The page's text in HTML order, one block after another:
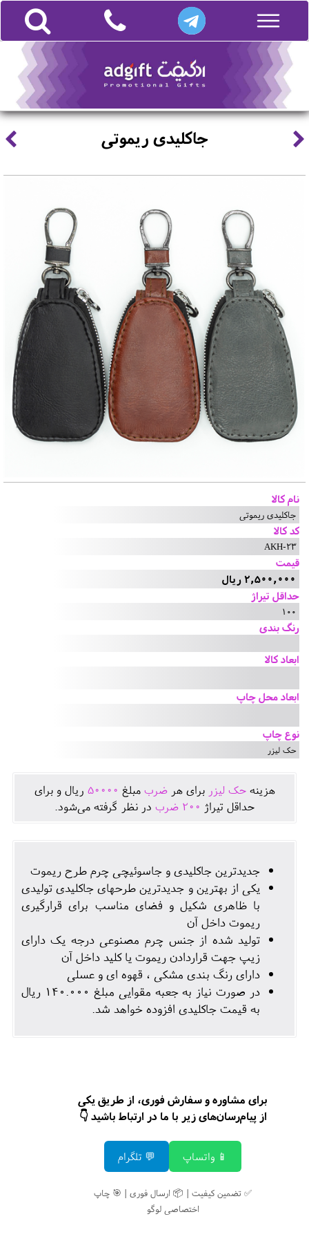
جاکلیدی ریموتی
نام کالا
جاکلیدی ریموتی
کد کالا
AKH-23
قیمت
2,500,000 ریال
حداقل تیراژ
100
رنگ بندی
ابعاد کالا
ابعاد محل چاپ
نوع چاپ
حک لیزر
هزينهحک لیزر برای هرضرب مبلغ 50000 ريال و برای
حداقل تيراژ 200 ضرب در نظر گرفته می‌شود.
جدیدترین جاکلیدی و جاسوئیچی چرم طرح ریموت
یکی از بهترین و جدیدترین طرحهای جاکلیدی تولیدی
با ظاهری شکیل و فضای مناسب برای قرارگیری
ریموت داخل آن
تولید شده از جنس چرم مصنوعی درجه یک دارای
زیپ جهت قراردادن ریموت یا کلید داخل آن
دارای رنگ بندی مشکی ، قهوه ای و عسلی
در صورت نیاز به جعبه مقوایی مبلغ 140.000 ریال
به قیمت جاکلیدی افزوده خواهد شد.
برای مشاوره و سفارش فوری، از طریق یکی
از پیام‌رسان‌های زیر با ما در ارتباط باشید 👇
📱 واتساپ 💬 تلگرام
✅ تضمین کیفیت | 📦 ارسال فوری | 🎯 چاپ
اختصاصی لوگو